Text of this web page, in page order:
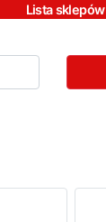
Lista sklepów